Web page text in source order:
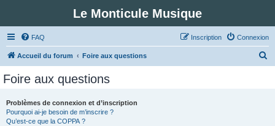
Le Monticule Musique
FAQ Connexion
Inscription
Accueil du forum Foire aux questions
Foire aux questions
Problèmes de connexion et d’inscription
Pourquoi ai-je besoin de m’inscrire ?
Qu’est-ce que la COPPA ?